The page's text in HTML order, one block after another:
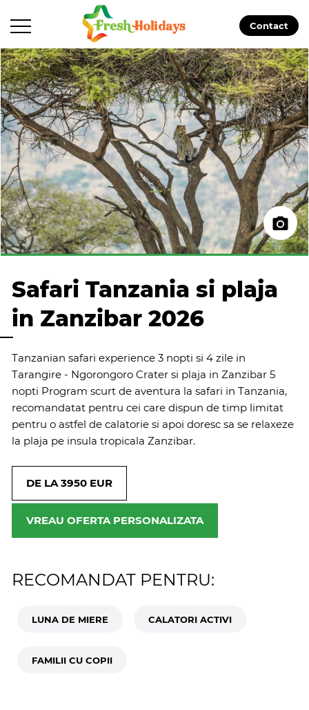
Contact
Safari Tanzania si plaja
in Zanzibar 2026
Tanzanian safari experience 3 nopti si 4 zile in
Tarangire - Ngorongoro Crater si plaja in Zanzibar 5
nopti Program scurt de aventura la safari in Tanzania,
recomandatat pentru cei care dispun de timp limitat
pentru o astfel de calatorie si apoi doresc sa se relaxeze
la plaja pe insula tropicala Zanzibar.
DE LA 3950 EUR
VREAU OFERTA PERSONALIZATA
RECOMANDAT PENTRU:
LUNA DE MIERE CALATORI ACTIVI
FAMILII CU COPII